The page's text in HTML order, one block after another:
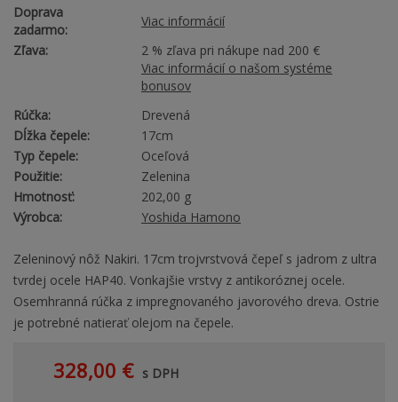
Doprava
zadarmo:
Viac informácií
Zľava:
2 % zľava pri nákupe nad 200 €
Viac informácií o našom systéme
bonusov
Rúčka:
Drevená
Dĺžka čepele:
17cm
Typ čepele:
Oceľová
Použitie:
Zelenina
Hmotnosť:
202,00 g
Výrobca:
Yoshida Hamono
Zeleninový nôž Nakiri. 17cm trojvrstvová čepeľ s jadrom z ultra
tvrdej ocele HAP40. Vonkajšie vrstvy z antikoróznej ocele.
Osemhranná rúčka z impregnovaného javorového dreva. Ostrie
je potrebné natierať olejom na čepele.
328,00 € s DPH